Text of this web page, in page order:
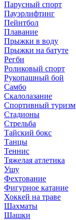
Парусный спорт
Пауэрлифтинг
Пейнтбол
Плавание
Прыжки в воду
Прыжки на батуте
Регби
Роликовый спорт
Рукопашный бой
Самбо
Скалолазание
Спортивный туризм
Стадионы
Стрельба
Тайский бокс
Танцы
Теннис
Тяжелая атлетика
Ушу
Фехтование
Фигурное катание
Хоккей на траве
Шахматы
Шашки